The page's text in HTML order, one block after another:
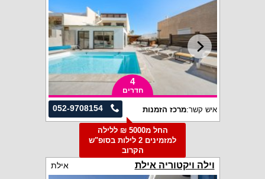
4
חדרים
052-9708154 איש קשר:מרכז הזמנות
החל מ5000 ₪ ללילה
למזמינים 2 לילות בסופ"ש
הקרוב
וילה ויקטוריה אילת אילת